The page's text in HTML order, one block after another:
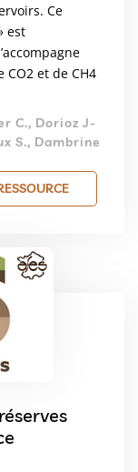
Ce
est
CO2 et de CH4
C., Dorioz J-
S., Dambrine